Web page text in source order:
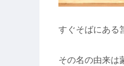
すぐそばにある
その名の由来は